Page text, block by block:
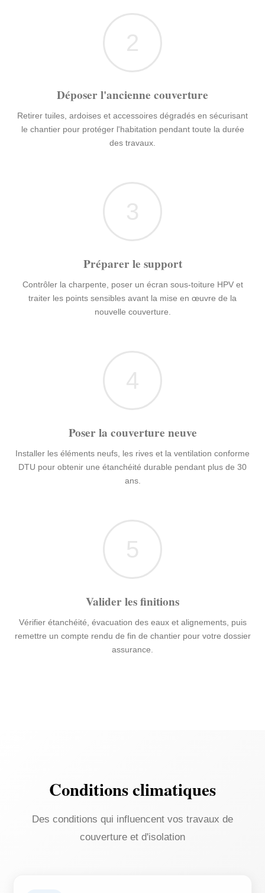
2
Déposer l'ancienne couverture
Retirer tuiles, ardoises et accessoires dégradés en sécurisant
le chantier pour protéger l'habitation pendant toute la durée
des travaux.
3
Préparer le support
Contrôler la charpente, poser un écran sous-toiture HPV et
traiter les points sensibles avant la mise en œuvre de la
nouvelle couverture.
4
Poser la couverture neuve
Installer les éléments neufs, les rives et la ventilation conforme
DTU pour obtenir une étanchéité durable pendant plus de 30
ans.
5
Valider les finitions
Vérifier étanchéité, évacuation des eaux et alignements, puis
remettre un compte rendu de fin de chantier pour votre dossier
assurance.
Conditions climatiques
Des conditions qui influencent vos travaux de
couverture et d'isolation